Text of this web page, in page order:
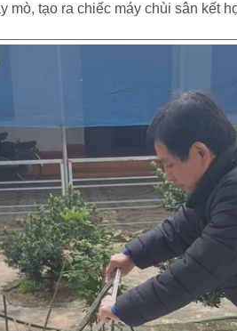
mò, tạo ra chiếc máy chùi sân kết